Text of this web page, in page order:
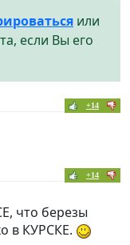
или
если Вы его
+14
+14
что березы
в КУРСКЕ.